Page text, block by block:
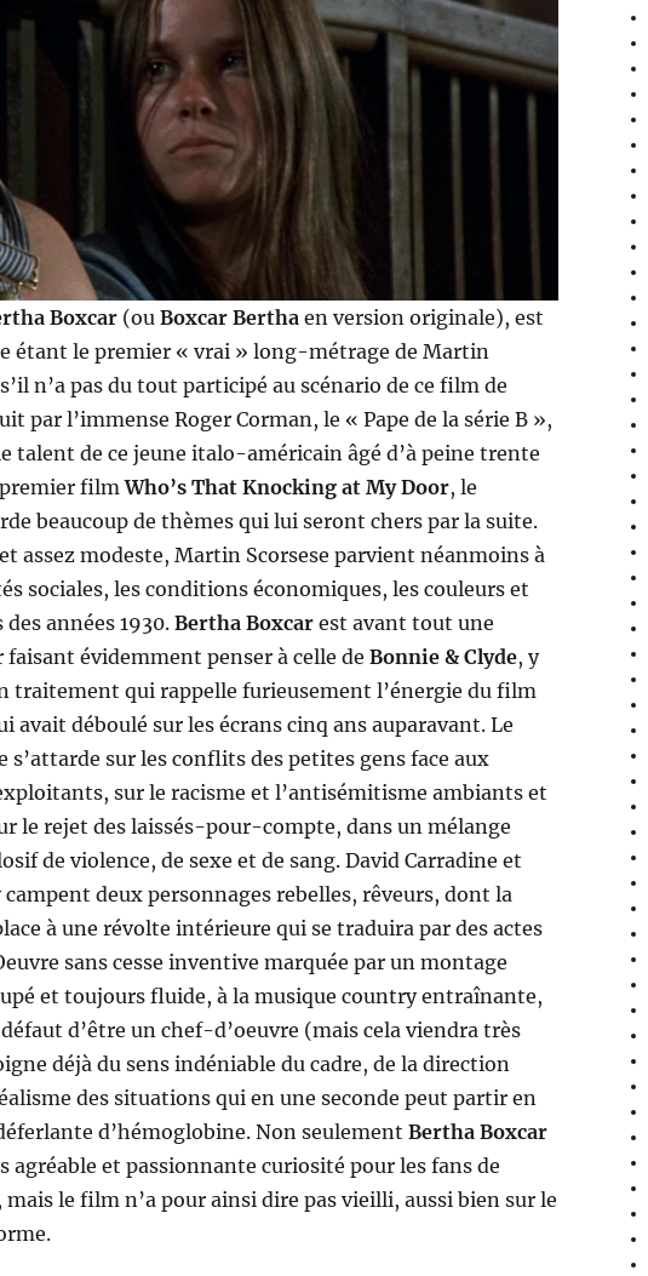
Boxcar (ou Boxcar Bertha en version originale), est
étant le premier « vrai » long-métrage de Martin
n’a pas du tout participé au scénario de ce film de
par l’immense Roger Corman, le « Pape de la série B »,
talent de ce jeune italo-américain âgé d’à peine trente
premier filmWho’s That Knocking at My Door, le
beaucoup de thèmes qui lui seront chers par la suite.
assez modeste, Martin Scorsese parvient néanmoins à
sociales, les conditions économiques, les couleurs et
années 1930.Bertha Boxcar est avant tout une
évidemment penser à celle de Bonnie & Clyde, y
traitement qui rappelle furieusement l’énergie du film
avait déboulé sur les écrans cinq ans auparavant. Le
s’attarde sur les conflits des petites gens face aux
sur le racisme et l’antisémitisme ambiants et
le rejet des laissés-pour-compte, dans un mélange
de violence, de sexe et de sang. David Carradine et
campent deux personnages rebelles, rêveurs, dont la
à une révolte intérieure qui se traduira par des actes
sans cesse inventive marquée par un montage
et toujours fluide, à la musique country entraînante,
d’être un chef-d’oeuvre (mais cela viendra très
déjà du sens indéniable du cadre, de la direction
des situations qui en une seconde peut partir en
d’hémoglobine. Non seulement Bertha Boxcar
agréable et passionnante curiosité pour les fans de
le film n’a pour ainsi dire pas vieilli, aussi bien sur le